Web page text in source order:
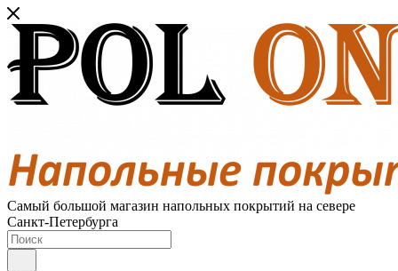
Самый большой магазин напольных покрытий на севере
Санкт-Петербурга